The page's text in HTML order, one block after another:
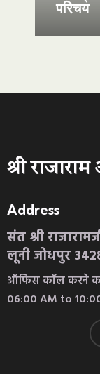
परिचय
श्री
Address
संत श्री
लूनी जोधपुर
ऑफिस कॉल करने
06:00 AM to